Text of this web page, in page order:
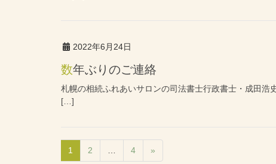
2022年6月24日
数年ぶりのご連絡
札幌の相続ふれあいサロンの司法書士行政書士・成田
[…]
1 2 4 »